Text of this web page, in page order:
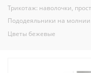
Трикотаж: наволочки,
Пододеяльники на молнии
Цветы бежевые